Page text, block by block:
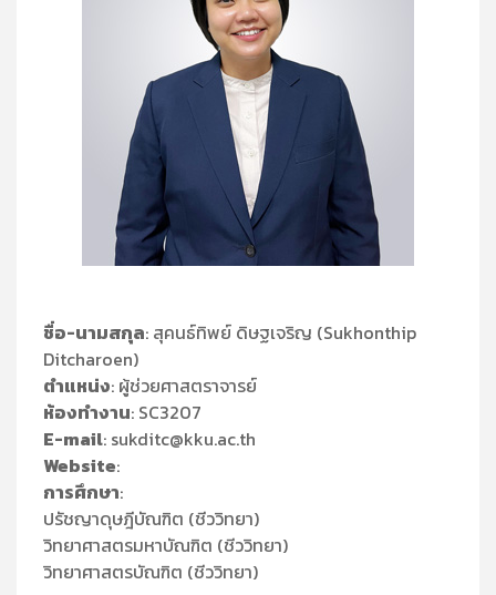
ชื่อ-นามสกุล: สุคนธ์ทิพย์ ดิษฐเจริญ (Sukhonthip
Ditcharoen)
ตำแหน่ง: ผู้ช่วยศาสตราจารย์
ห้องทำงาน: SC3207
E-mail: sukditc@kku.ac.th
Website:
การศึกษา:
ปรัชญาดุษฎีบัณฑิต (ชีววิทยา)
วิทยาศาสตรมหาบัณฑิต (ชีววิทยา)
วิทยาศาสตรบัณฑิต (ชีววิทยา)